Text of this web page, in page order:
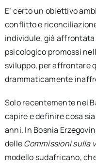
E’ certo un obiettivo
conflitto e
individule, già
psicologico promossi
sviluppo, per affrontare
drammaticamente
Solo recentemente nei
capire e definire cosa
anni. In Bosnia
delleCommissioni sulla
modello sudafricano,